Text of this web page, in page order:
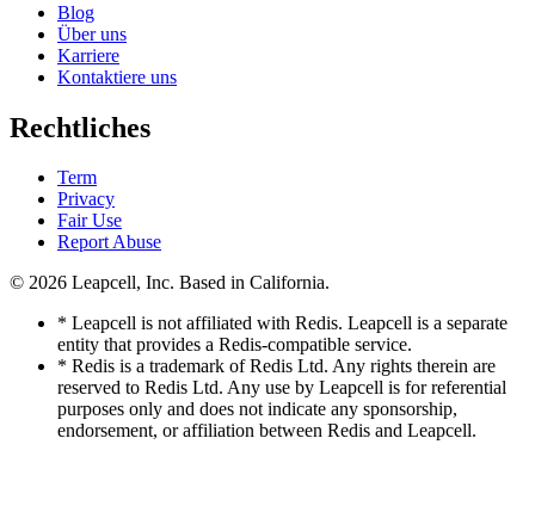
Blog
Über uns
Karriere
Kontaktiere uns
Rechtliches
Term
Privacy
Fair Use
Report Abuse
© 2026 Leapcell, Inc. Based in California.
* Leapcell is not affiliated with Redis. Leapcell is a separate
entity that provides a Redis-compatible service.
* Redis is a trademark of Redis Ltd. Any rights therein are
reserved to Redis Ltd. Any use by Leapcell is for referential
purposes only and does not indicate any sponsorship,
endorsement, or affiliation between Redis and Leapcell.